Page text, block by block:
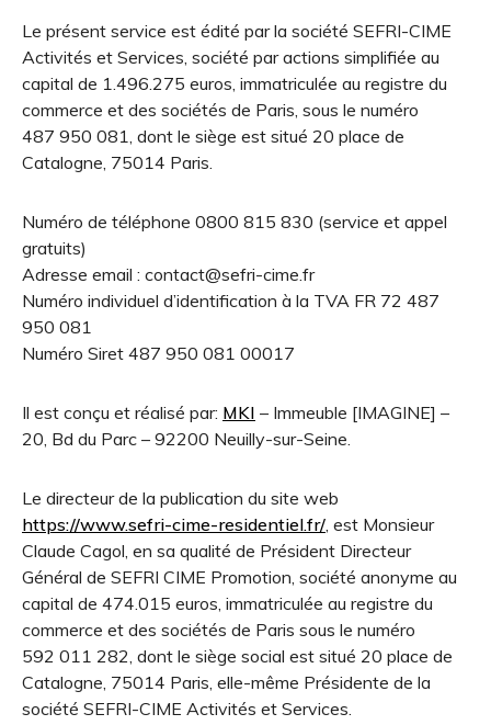
Le présent service est édité par la société SEFRI-CIME
Activités et Services, société par actions simplifiée au
capital de 1.496.275 euros, immatriculée au registre du
commerce et des sociétés de Paris, sous le numéro
487 950 081, dont le siège est situé 20 place de
Catalogne, 75014 Paris.
Numéro de téléphone 0800 815 830 (service et appel
gratuits)
Adresse email : contact@sefri-cime.fr
Numéro individuel d’identification à la TVA FR 72 487
950 081
Numéro Siret 487 950 081 00017
Il est conçu et réalisé par: MKI – Immeuble [IMAGINE] –
20, Bd du Parc – 92200 Neuilly-sur-Seine.
Le directeur de la publication du site web
https://www.sefri-cime-residentiel.fr/, est Monsieur
Claude Cagol, en sa qualité de Président Directeur
Général de SEFRI CIME Promotion, société anonyme au
capital de 474.015 euros, immatriculée au registre du
commerce et des sociétés de Paris sous le numéro
592 011 282, dont le siège social est situé 20 place de
Catalogne, 75014 Paris, elle-même Présidente de la
société SEFRI-CIME Activités et Services.